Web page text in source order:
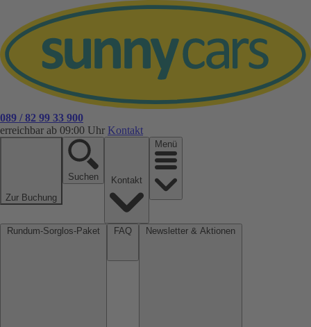
089 / 82 99 33 900
erreichbar ab 09:00 Uhr Kontakt
Zur Buchung
Suchen
Menü